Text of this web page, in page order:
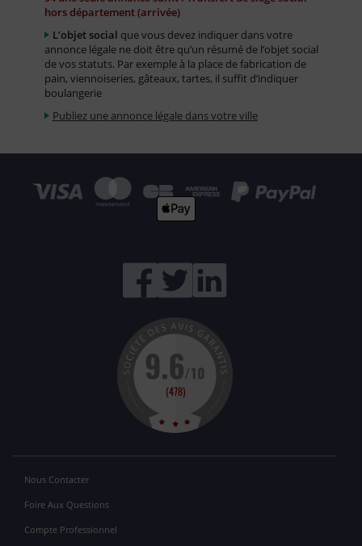
hors département (arrivée)
L’objet social que vous devez indiquer dans votre
annonce légale ne doit être qu’un résumé de l’objet social
de vos statuts. Par exemple à la place de fabrication de
pain, viennoiseries, gâteaux, tartes, il suffit d’indiquer
boulangerie
Publiez une annonce légale dans votre ville
Nous Contacter
Foire Aux Questions
Compte Professionnel